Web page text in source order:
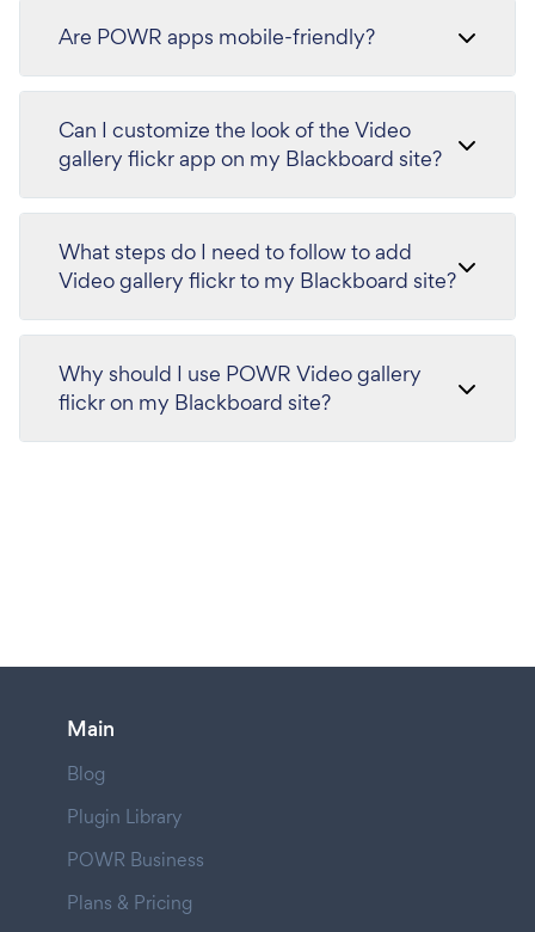
Are POWR apps mobile-friendly?
Can I customize the look of the Video
gallery flickr app on my Blackboard site?
What steps do I need to follow to add
Video gallery flickr to my Blackboard site?
Why should I use POWR Video gallery
flickr on my Blackboard site?
Main
Blog
Plugin Library
POWR Business
Plans & Pricing